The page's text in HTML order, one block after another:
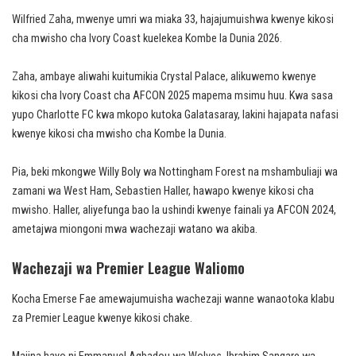
Wilfried Zaha, mwenye umri wa miaka 33, hajajumuishwa kwenye kikosi
cha mwisho cha Ivory Coast kuelekea Kombe la Dunia 2026.
Zaha, ambaye aliwahi kuitumikia Crystal Palace, alikuwemo kwenye
kikosi cha Ivory Coast cha AFCON 2025 mapema msimu huu. Kwa sasa
yupo Charlotte FC kwa mkopo kutoka Galatasaray, lakini hajapata nafasi
kwenye kikosi cha mwisho cha Kombe la Dunia.
Pia, beki mkongwe Willy Boly wa Nottingham Forest na mshambuliaji wa
zamani wa West Ham, Sebastien Haller, hawapo kwenye kikosi cha
mwisho. Haller, aliyefunga bao la ushindi kwenye fainali ya AFCON 2024,
ametajwa miongoni mwa wachezaji watano wa akiba.
Wachezaji wa Premier League Waliomo
Kocha Emerse Fae amewajumuisha wachezaji wanne wanaotoka klabu
za Premier League kwenye kikosi chake.